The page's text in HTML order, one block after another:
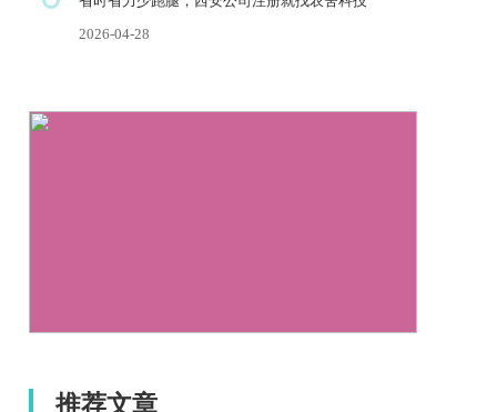
2026-04-28
推荐文章